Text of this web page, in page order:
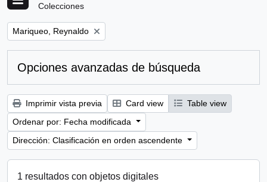
Colecciones
Remove filter:
Mariqueo, Reynaldo
Opciones avanzadas de búsqueda
Imprimir vista previa Card view
Table view
Ordenar por: Fecha modificada
Dirección: Clasificación en orden ascendente
1 resultados con objetos digitales